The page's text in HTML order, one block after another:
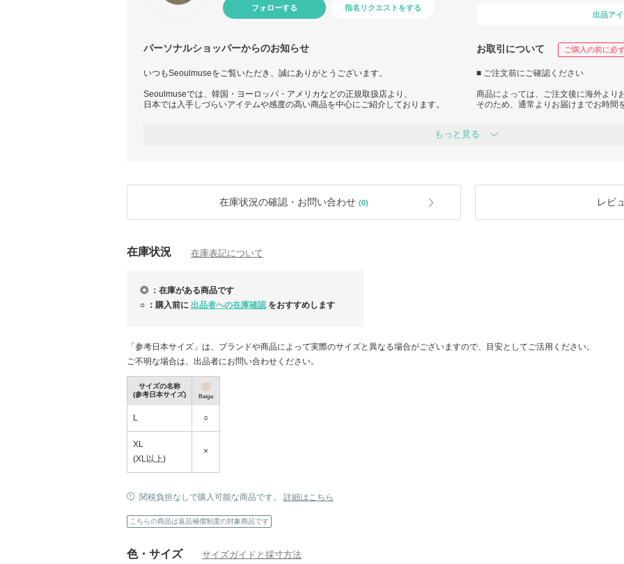
フォローする 指名リクエストをする
出品ア
パーソナルショッパーからのお知らせ お取引について ご購入の前に必
いつもSeoulmuseをご覧いただき、誠にありがとうございます。
Seoulmuseでは、韓国・ヨーロッパ・アメリカなどの正規取扱店より、
日本では入手しづらいアイテムや感度の高い商品を中心にご紹介しております。
■ ご注文前にご確認ください
商品によっては、ご注文後に海外より
そのため、通常よりお届けまでお時間
発送まで2～3週間前後かかる場合がご
在庫は日々変動しておりますため、
ご注文後に完売となる場合がございます
【25AW 日本完売】Marimekko Collection
もっと見る
在庫状況の確認・お問い合わせ (0) レビ
在庫状況 在庫表記について
◎ ：在庫がある商品です
○ ：購入前に 出品者への在庫確認 をおすすめします
「参考日本サイズ」は、ブランドや商品によって実際のサイズと異なる場合がございますので、目安としてご活用ください。
ご不明な場合は、出品者にお問い合わせください。
サイズの名称
(参考日本サイズ)
Beige
L ○
XL
(XL以上)
×
関税負担なしで購入可能な商品です。 詳細はこちら
こちらの商品は返品補償制度の対象商品です
色・サイズ サイズガイドと採寸方法